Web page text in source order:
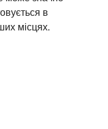
в
місцях.